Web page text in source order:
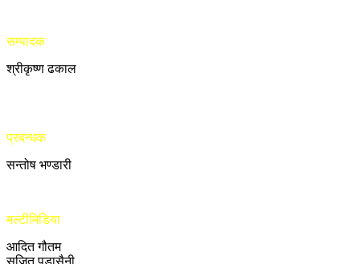
सम्पादक
श्रीकृष्ण ढकाल
प्रबन्धक
सन्तोष भण्डारी
मल्टीमिडिया
आदित गौतम